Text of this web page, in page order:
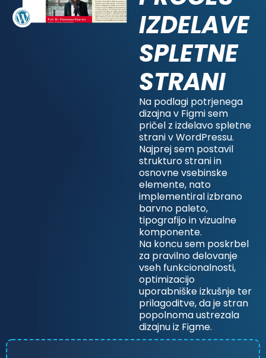
IZDELAVE
SPLETNE
STRANI
Na podlagi potrjenega
dizajna v Figmi sem
pričel z izdelavo spletne
strani v WordPressu.
Najprej sem postavil
strukturo strani in
osnovne vsebinske
elemente, nato
implementiral izbrano
barvno paleto,
tipografijo in vizualne
komponente.
Na koncu sem poskrbel
za pravilno delovanje
vseh funkcionalnosti,
optimizacijo
uporabniške izkušnje ter
prilagoditve, da je stran
popolnoma ustrezala
dizajnu iz Figme.